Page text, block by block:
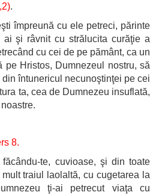
.
împreună cu ele petreci, părinte
şi râvnit cu strălucita curăţie a
cu cei de pe pământ, ca un
pe Hristos, Dumnezeul nostru, să
întunericul necunoştinţei pe cei
ta, cea de Dumnezeu insuflată,
8.
te, cuvioase, şi din toate
traiul laolaltă, cu cugetarea la
ţi-ai petrecut viaţa cu